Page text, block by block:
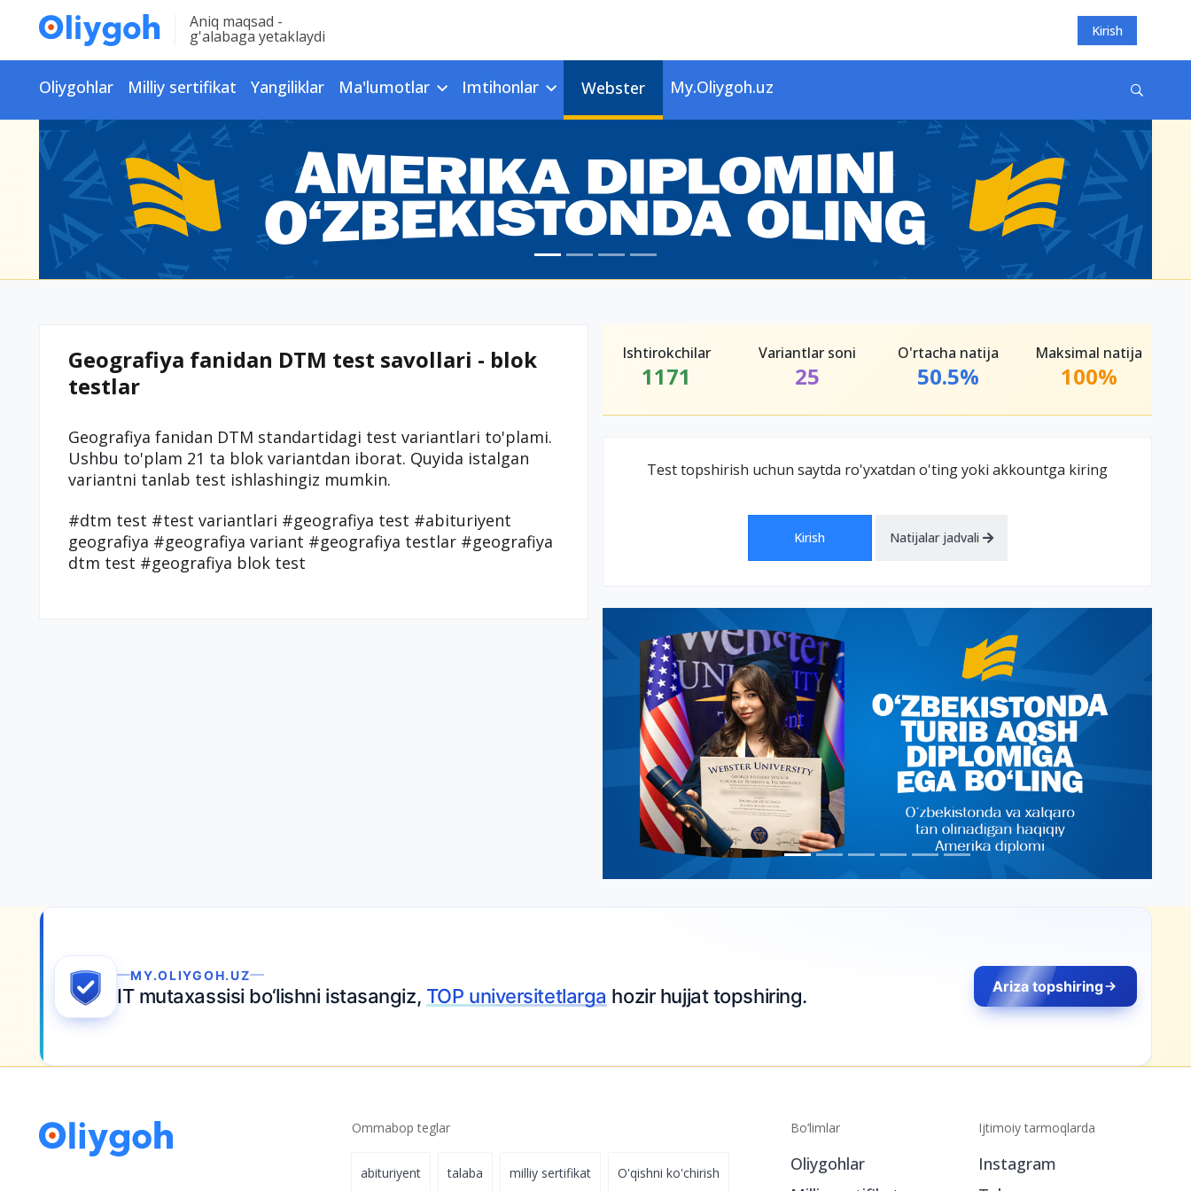
Aniq maqsad -
g'alabaga yetaklaydi Kirish
Oliygohlar Milliy sertifikat Yangiliklar Ma'lumotlar Imtihonlar Webster My.Oliygoh.uz
Geografiya fanidan DTM test savollari - blok
testlar
Geografiya fanidan DTM standartidagi test variantlari to'plami.
Ushbu to'plam 21 ta blok variantdan iborat. Quyida istalgan
variantni tanlab test ishlashingiz mumkin.
#dtm test #test variantlari #geografiya test #abituriyent
geografiya #geografiya variant #geografiya testlar #geografiya
dtm test #geografiya blok test
Ishtirokchilar
1171
Variantlar soni
25
O'rtacha natija
50.5%
Maksimal natija
100%
Test topshirish uchun saytda ro'yxatdan o'ting yoki akkountga kiring
Kirish Natijalar jadvali
MY.OLIYGOH.UZ
IT mutaxassisi bo‘lishni istasangiz, TOP universitetlarga hozir hujjat topshiring. Ariza topshiring
Ommabop teglar
abituriyent talaba milliy sertifikat O'qishni ko'chirish
Bo‘limlar
Oliygohlar
Ijtimoiy tarmoqlarda
Instagram